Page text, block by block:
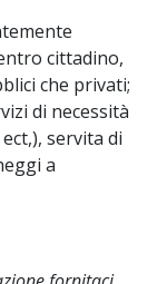
cittadino,
che privati;
di necessità
servita di
a